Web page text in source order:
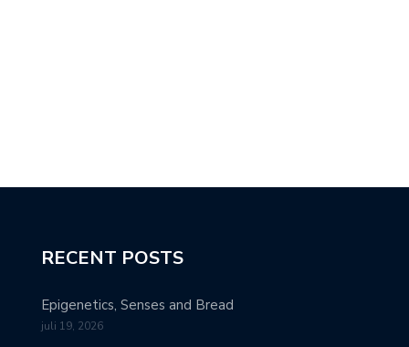
RECENT POSTS
Epigenetics, Senses and Bread
juli 19, 2026